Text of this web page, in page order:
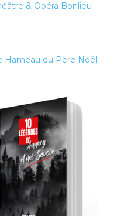
& Opéra Bonlieu
Hameau du Père Noël